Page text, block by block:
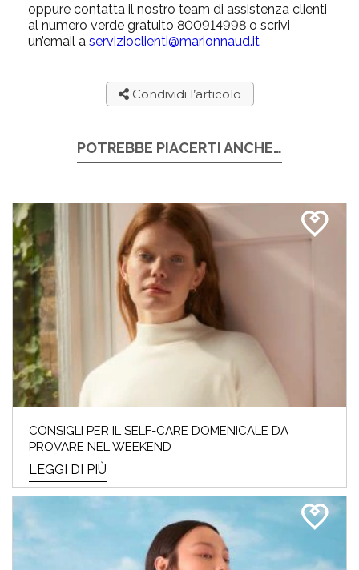
oppure contatta il nostro team di assistenza clienti
al numero verde gratuito 800914998 o scrivi
un’email a servizioclienti@marionnaud.it
Condividi l’articolo
POTREBBE PIACERTI ANCHE…
CONSIGLI PER IL SELF-CARE DOMENICALE DA
PROVARE NEL WEEKEND
LEGGI DI PIÙ